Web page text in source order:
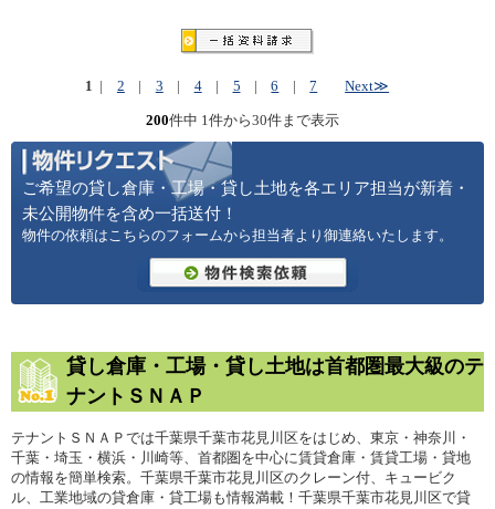
1 | 2 | 3 | 4 | 5 | 6 | 7 Next≫
200件中 1件から30件まで表示
ご希望の貸し倉庫・工場・貸し土地を各エリア担当が新着・
未公開物件を含め一括送付！
物件の依頼はこちらのフォームから担当者より御連絡いたします。
貸し倉庫・工場・貸し土地は首都圏最大級のテ
ナントＳＮＡＰ
テナントＳＮＡＰでは千葉県千葉市花見川区をはじめ、東京・神奈川・
千葉・埼玉・横浜・川崎等、首都圏を中心に賃貸倉庫・賃貸工場・貸地
の情報を簡単検索。千葉県千葉市花見川区のクレーン付、キュービク
ル、工業地域の貸倉庫・貸工場も情報満載！千葉県千葉市花見川区で貸